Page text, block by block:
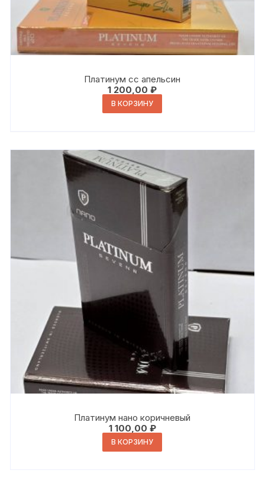
Платинум сс апельсин
1 200,00₽
В КОРЗИНУ
Платинум нано коричневый
1 100,00 ₽
В КОРЗИНУ